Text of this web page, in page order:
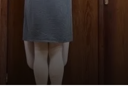
2026
в съда